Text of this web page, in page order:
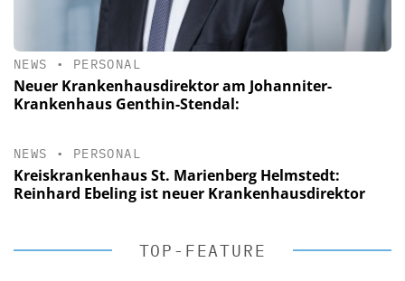
NEWS • PERSONAL
Neuer Krankenhausdirektor am Johanniter-
Krankenhaus Genthin-Stendal:
NEWS • PERSONAL
Kreiskrankenhaus St. Marienberg Helmstedt:
Reinhard Ebeling ist neuer Krankenhausdirektor
TOP-FEATURE